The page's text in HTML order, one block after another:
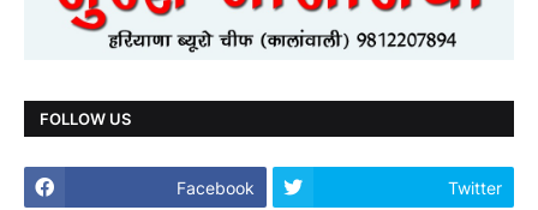
FOLLOW US
Facebook Twitter